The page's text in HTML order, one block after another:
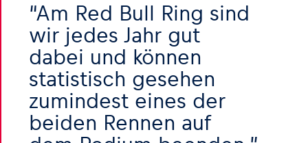
Am Red Bull Ring sind
wir jedes Jahr gut
dabei und können
statistisch gesehen
zumindest eines der
beiden Rennen auf